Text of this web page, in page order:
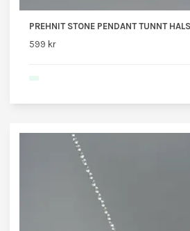
PREHNIT STONE PENDANT TUNNT
599 kr